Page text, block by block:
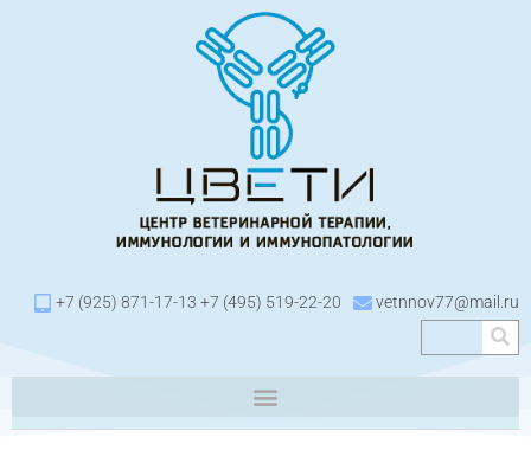
+7 (925) 871-17-13 +7 (495) 519-22-20 vetnnov77@mail.ru